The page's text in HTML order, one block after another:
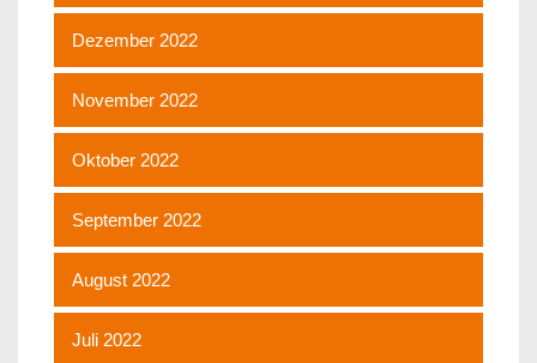
Dezember 2022
November 2022
Oktober 2022
September 2022
August 2022
Juli 2022